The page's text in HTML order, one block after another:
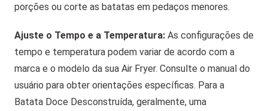
porções ou corte as batatas em pedaços menores.
Ajuste o Tempo e a Temperatura: As configurações de
tempo e temperatura podem variar de acordo com a
marca e o modelo da sua Air Fryer. Consulte o manual do
usuário para obter orientações específicas. Para a
Batata Doce Desconstruída, geralmente, uma